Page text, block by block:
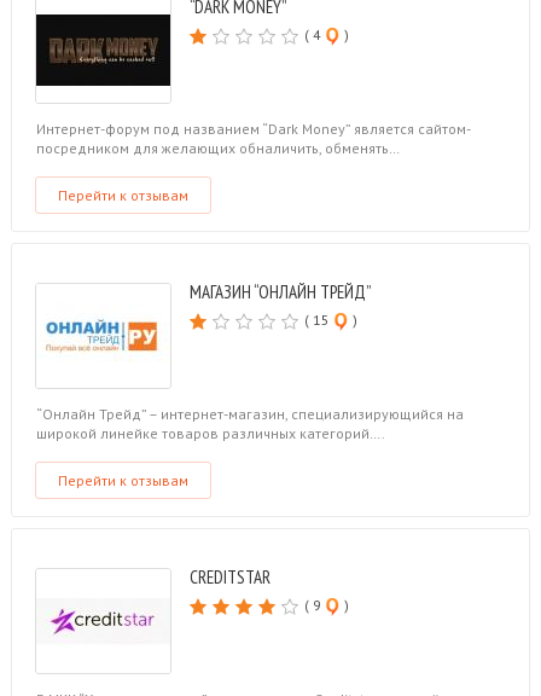
“DARK MONEY”
( 4 )
Интернет-форум под названием “Dark Money” является сайтом-
посредником для желающих обналичить, обменять…
Перейти к отзывам
МАГАЗИН “ОНЛАЙН ТРЕЙД”
( 15 )
“Онлайн Трейд” – интернет-магазин, специализирующийся на
широкой линейке товаров различных категорий….
Перейти к отзывам
CREDITSTAR
( 9 )